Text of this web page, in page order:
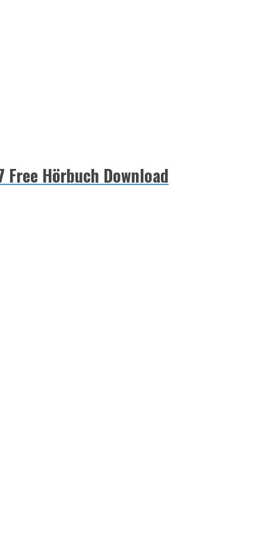
Hörbuch Download